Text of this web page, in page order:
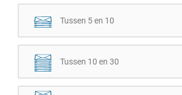
Tussen 5 en 10
Tussen 10 en 30